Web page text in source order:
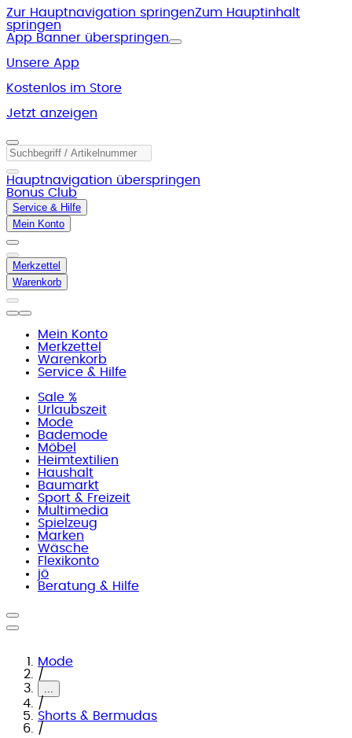
Zur Hauptnavigation springenZum Hauptinhalt
springen
App Banner überspringen
Unsere App
Kostenlos im Store
Jetzt anzeigen
Hauptnavigation überspringen
Bonus Club
Service & Hilfe
Mein Konto
Merkzettel
Warenkorb
Mein Konto
Merkzettel
Warenkorb
Service & Hilfe
Sale %
Urlaubszeit
Mode
Bademode
Möbel
Heimtextilien
Haushalt
Baumarkt
Sport & Freizeit
Multimedia
Spielzeug
Marken
Wäsche
Flexikonto
jö
Beratung & Hilfe
Mode
/
...
/
Shorts & Bermudas
/